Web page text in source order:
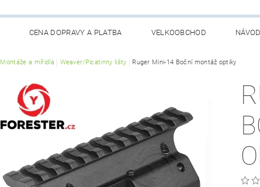
CENA DOPRAVY A PLATBA VELKOOBCHOD
Montáže a mířidla Weaver/Picatinny lišty Ruger Mini-14 Boční montáž optiky